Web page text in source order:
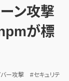
ン攻撃
が標
ー攻撃
#セキュリテ